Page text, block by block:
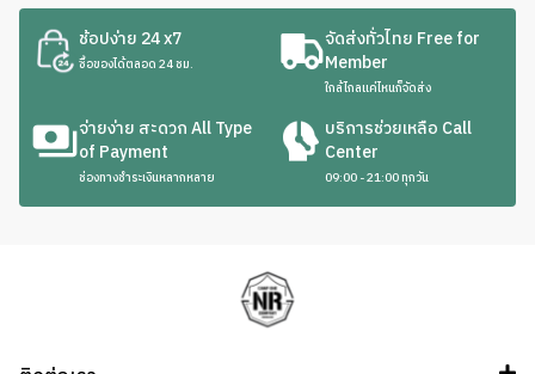
ช้อปง่าย 24 x7
ซื้อของได้ตลอด 24 ชม.
จัดส่งทั่วไทย Free for
Member
ใกล้ไกลแค่ไหนก็จัดส่ง
จ่ายง่าย สะดวก All Type
of Payment
ช่องทางชำระเงินหลากหลาย
บริการช่วยเหลือ Call
Center
09:00 - 21:00 ทุกวัน